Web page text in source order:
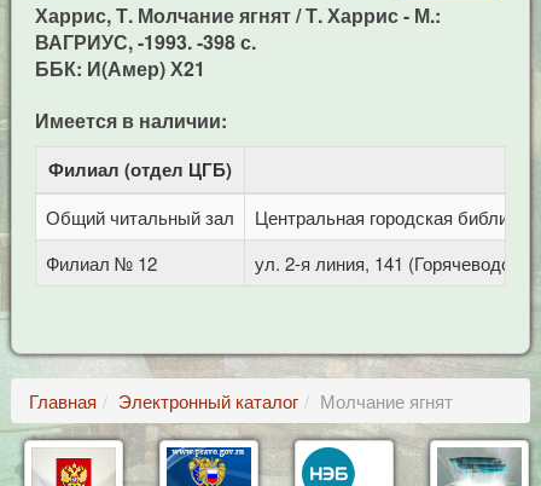
Харрис, Т. Молчание ягнят / Т. Харрис - М.:
ВАГРИУС, -1993. -398 с.
ББК: И(Амер) Х21
Имеется в наличии:
Филиал (отдел ЦГБ)
Общий читальный зал
Центральная городская
Филиал № 12
ул. 2-я линия, 141 (Горячеводск)
Главная Электронный каталог Молчание ягнят